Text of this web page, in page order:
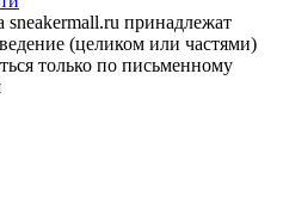
sneakermall.ru принадлежат
(целиком или частями)
только по письменному